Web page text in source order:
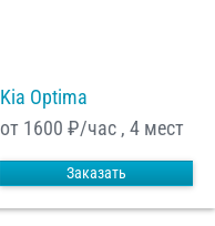
Kia Optima
от 1600 ₽/час , 4 мест
Заказать